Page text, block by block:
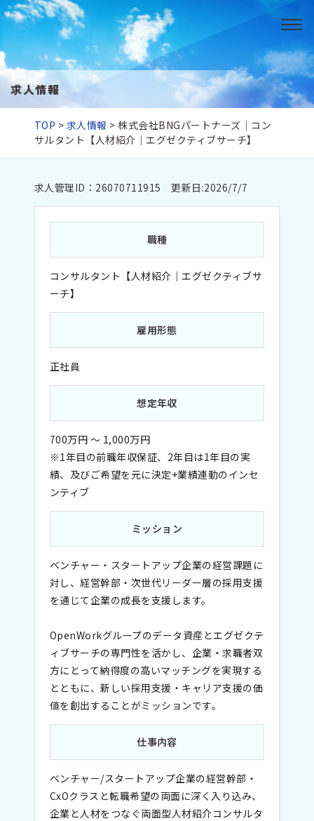
求人情報
TOP > 求人情報 >株式会社BNGパートナーズ｜コン
サルタント【人材紹介｜エグゼクティブサーチ】
求人管理ID：26070711915 更新日:2026/7/7
職種
コンサルタント【人材紹介｜エグゼクティブサ
ーチ】
雇用形態
正社員
想定年収
700万円 ～ 1,000万円
※1年目の前職年収保証、2年目は1年目の実
績、及びご希望を元に決定+業績連動のインセ
ンティブ
ミッション
ベンチャー・スタートアップ企業の経営課題に
対し、経営幹部・次世代リーダー層の採用支援
を通じて企業の成長を支援します。
OpenWorkグループのデータ資産とエグゼクテ
ィブサーチの専門性を活かし、企業・求職者双
方にとって納得度の高いマッチングを実現する
とともに、新しい採用支援・キャリア支援の価
値を創出することがミッションです。
仕事内容
ベンチャー/スタートアップ企業の経営幹部・
CxOクラスと転職希望の両面に深く入り込み、
企業と人材をつなぐ両面型人材紹介コンサルタ